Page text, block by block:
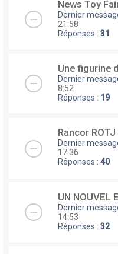
News Toy
Dernier
21:58
Réponses : 31
Une figurine
Dernier
8:52
Réponses : 19
Rancor
Dernier
17:36
Réponses : 40
UN NOUVEL
Dernier
14:53
Réponses : 32